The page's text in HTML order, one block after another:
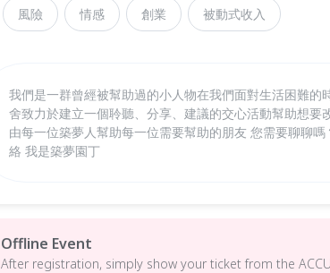
風險 情感 創業 被動式收入
我們是一群曾經被幫助過的小人物在我們面對生活困難
舍致力於建立一個聆聽、分享、建議的交心活動幫助想要
由每一位築夢人幫助每一位需要幫助的朋友 您需要聊聊
絡 我是築夢園丁
Offline Event
After registration, simply show your ticket from the